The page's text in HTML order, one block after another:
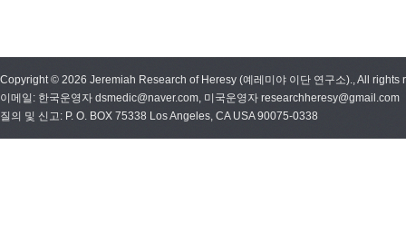
Copyright © 2026 Jeremiah Research of Heresy (예레미야 이단 연구소)., All rights
이메일: 한국운영자 dsmedic@naver.com, 미국운영자 researchheresy@gmail.com
질의 및 신고: P. O. BOX 75338 Los Angeles, CA USA 90075-0338